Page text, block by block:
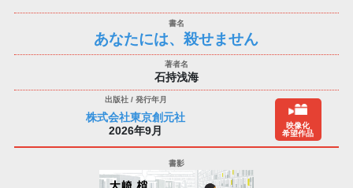
あなたには、殺せません
石持浅海
株式会社東京創元社
2026年9月
映像化
希望作品